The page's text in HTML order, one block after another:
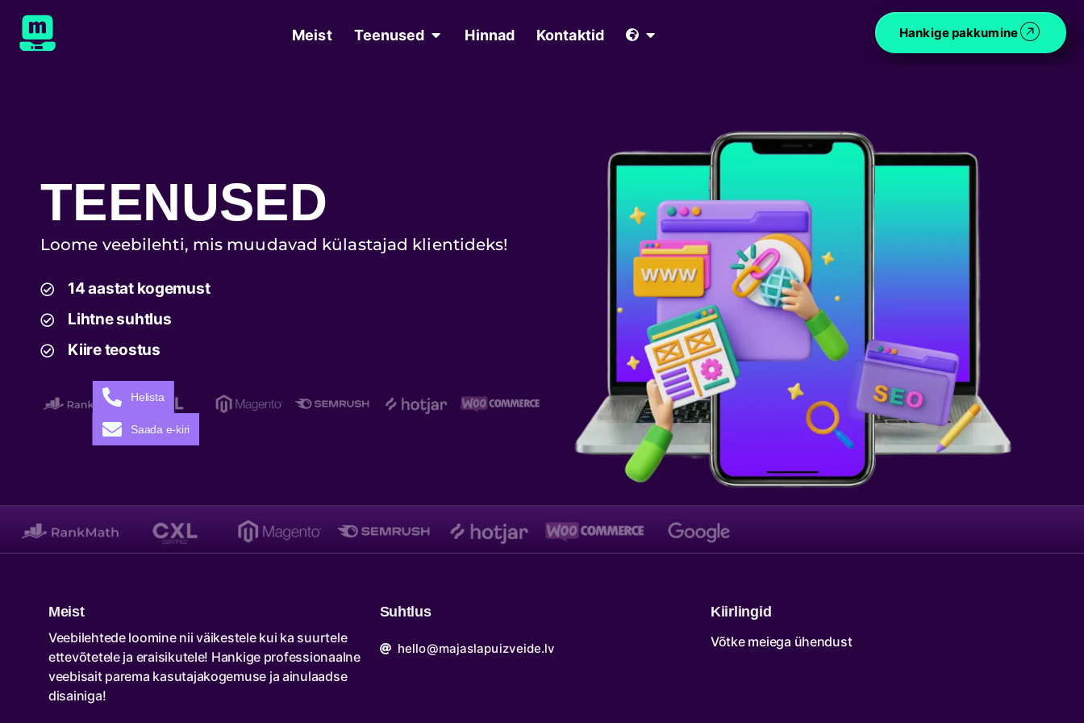
Meist Teenused Hinnad Kontaktid Hankige pakkumine
TEENUSED
Loome veebilehti, mis muudavad külastajad klientideks!
14 aastat kogemust
Lihtne suhtlus
Kiire teostus
Meist
Veebilehtede loomine nii väikestele kui ka suurtele
ettevõtetele ja eraisikutele! Hankige professionaalne
veebisait parema kasutajakogemuse ja ainulaadse
disainiga!
Suhtlus
hello@majaslapuizveide.lv
Kiirlingid
Võtke meiega ühendust
Helista
Saada e-kiri